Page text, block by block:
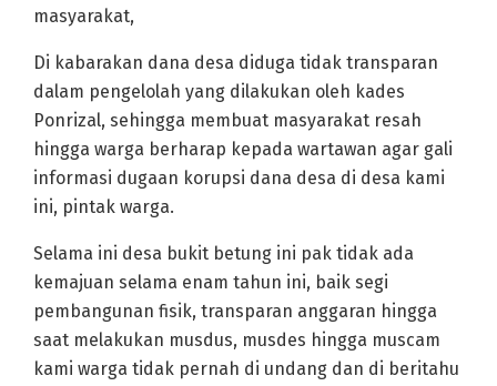
masyarakat,
Di kabarakan dana desa diduga tidak transparan
dalam pengelolah yang dilakukan oleh kades
Ponrizal, sehingga membuat masyarakat resah
hingga warga berharap kepada wartawan agar gali
informasi dugaan korupsi dana desa di desa kami
ini, pintak warga.
Selama ini desa bukit betung ini pak tidak ada
kemajuan selama enam tahun ini, baik segi
pembangunan fisik, transparan anggaran hingga
saat melakukan musdus, musdes hingga muscam
kami warga tidak pernah di undang dan di beritahu